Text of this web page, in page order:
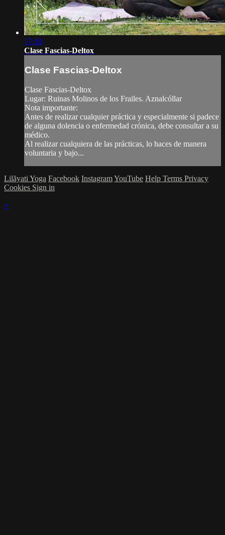
57:16
Clase Fascias-Deltox
Clase Fascias-Deltox
Clase Fascias-Deltox
Lugar: Ruinas Molinos de los Frailes. Aznalcóllar
Nota importante:
Antes de realizar cualquier práctica y especialmente si padece
de alguna dolencia o enfermedad crónica, debe consultar a su
médico.
Al realizar cualquiera de las prácticas, lo haces de manera
voluntaria y bajo...
Lilãyati Yoga Facebook InstagramYouTube Help Terms Privacy
Cookies Sign in
×